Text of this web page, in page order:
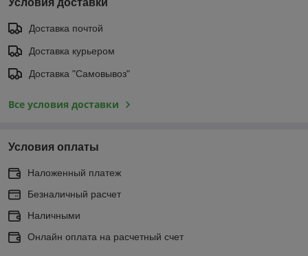
Доставка почтой
Доставка курьером
Доставка "Самовывоз"
Все условия доставки
Условия оплаты
Наложенный платеж
Безналичный расчет
Наличными
Онлайн оплата на расчетный счет